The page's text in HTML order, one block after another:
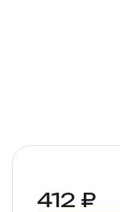
412 ₽